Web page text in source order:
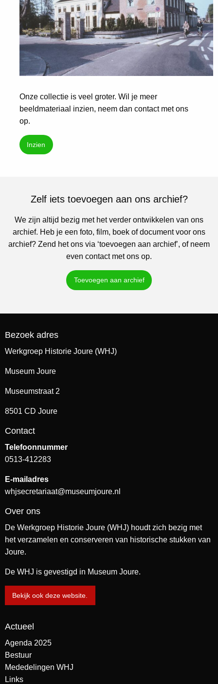
Onze collectie is veel groter. Wil je meer
beeldmateriaal inzien, neem dan contact met ons
op.
Inzien
Zelf iets toevoegen aan ons archief?
We zijn altijd bezig met het verder ontwikkelen van ons
archief. Heb je een foto, film, boek of document voor ons
archief? Zend het ons via ‘toevoegen aan archief’, of neem
even contact met ons op.
Toevoegen aan archief
Bezoek adres
Werkgroep Historie Joure (WHJ)
Museum Joure
Museumstraat 2
8501 CD Joure
Contact
Telefoonnummer
0513-412283
E-mailadres
whjsecretariaat@museumjoure.nl
Over ons
De Werkgroep Historie Joure (WHJ) houdt zich bezig met
het verzamelen en conserveren van historische stukken van
Joure.
De WHJ is gevestigd in Museum Joure.
Bekijk ook deze website.
Actueel
Agenda 2025
Bestuur
Mededelingen WHJ
Links